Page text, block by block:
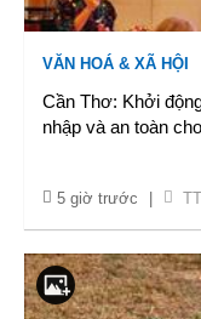
VĂN HOÁ & XÃ HỘI
Cần Thơ: Khởi
nhập và an toàn
5 giờ trước